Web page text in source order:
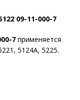
09-11-000-7
7 применяется
5124А, 5225.